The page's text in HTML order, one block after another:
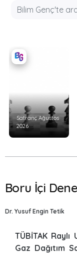
Satranç Ağustos
2026
Boru İçi
Dr. Yusuf Engin Tetik
TÜBİTAK
Gaz Dağıtım